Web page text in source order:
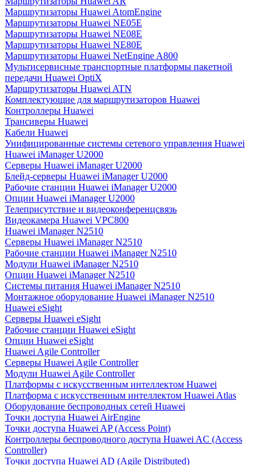
Маршрутизаторы Huawei AtomEngine
Маршрутизаторы Huawei NE05E
Маршрутизаторы Huawei NE08E
Маршрутизаторы Huawei NE80E
Маршрутизаторы Huawei NetEngine A800
Мультисервисные транспортные платформы пакетной
передачи Huawei OptiX
Маршрутизаторы Huawei ATN
Комплектующие для маршрутизаторов Huawei
Контроллеры Huawei
Трансиверы Huawei
Кабели Huawei
Унифицированные системы сетевого управления Huawei
Huawei iManager U2000
Серверы Huawei iManager U2000
Блейд-серверы Huawei iManager U2000
Рабочие станции Huawei iManager U2000
Опции Huawei iManager U2000
Телеприсутствие и видеоконференцсвязь
Видеокамера Huawei VPC800
Huawei iManager N2510
Серверы Huawei iManager N2510
Рабочие станции Huawei iManager N2510
Модули Huawei iManager N2510
Опции Huawei iManager N2510
Системы питания Huawei iManager N2510
Монтажное оборудование Huawei iManager N2510
Huawei eSight
Серверы Huawei eSight
Рабочие станции Huawei eSight
Опции Huawei eSight
Huawei Agile Controller
Серверы Huawei Agile Controller
Модули Huawei Agile Controller
Платформы с искусственным интеллектом Huawei
Платформа с искусственным интеллектом Huawei Atlas
Оборудование беспроводных сетей Huawei
Точки доступа Huawei AirEngine
Точки доступа Huawei AP (Access Point)
Контроллеры беспроводного доступа Huawei AC (Access
Controller)
Точки доступа Huawei AD (Agile Distributed)